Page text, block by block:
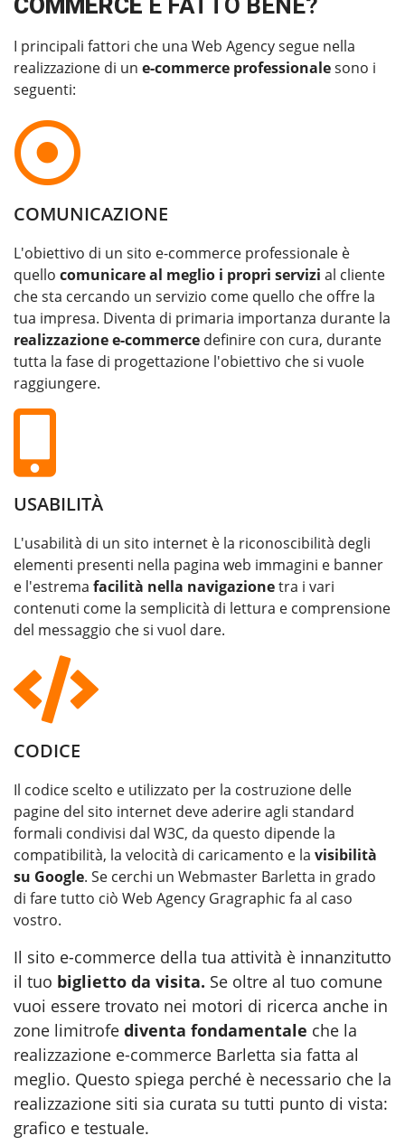
COMMERCE È FATTO BENE?
I principali fattori che una Web Agency segue nella
realizzazione di un e-commerce professionalesono i
seguenti:
COMUNICAZIONE
L'obiettivo di un sito e-commerce professionale è
quello comunicare al meglio i propri servizi al cliente
che sta cercando un servizio come quello che offre la
tua impresa. Diventa di primaria importanza durante la
realizzazione e-commerce definire con cura, durante
tutta la fase di progettazione l'obiettivo che si vuole
raggiungere.
USABILITÀ
L'usabilità di un sito internet è la riconoscibilità degli
elementi presenti nella pagina web immagini e banner
e l'estrema facilità nella navigazionetra i vari
contenuti come la semplicità di lettura e comprensione
del messaggio che si vuol dare.
CODICE
Il codice scelto e utilizzato per la costruzione delle
pagine del sito internet deve aderire agli standard
formali condivisi dal W3C, da questo dipende la
compatibilità, la velocità di caricamento e la visibilità
su Google. Se cerchi un Webmaster Barletta in grado
di fare tutto ciò Web Agency Gragraphic fa al caso
vostro.
Il sito e-commerce della tua attività è innanzitutto
il tuo biglietto da visita. Se oltre al tuo comune
vuoi essere trovato nei motori di ricerca anche in
zone limitrofe diventa fondamentale che la
realizzazione e-commerce Barletta sia fatta al
meglio. Questo spiega perché è necessario che la
realizzazione siti sia curata su tutti punto di vista:
grafico e testuale.